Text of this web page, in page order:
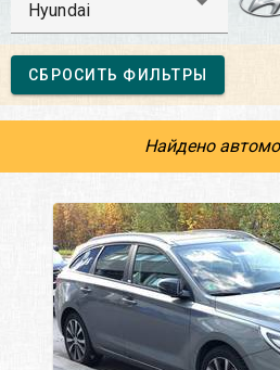
Hyundai
СБРОСИТЬ ФИЛЬТРЫ
Найдено